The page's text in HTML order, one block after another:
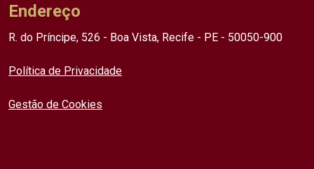
Endereço
R. do Príncipe, 526 - Boa Vista, Recife - PE - 50050-900
Política de Privacidade
Gestão de Cookies